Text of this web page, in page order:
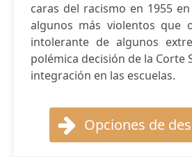
caras del racismo en 1955
algunos más violentos que
intolerante de algunos
polémica decisión de la Corte
integración en las escuelas.
Opciones de